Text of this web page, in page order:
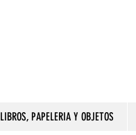
LIBROS, PAPELERIA Y OBJETOS